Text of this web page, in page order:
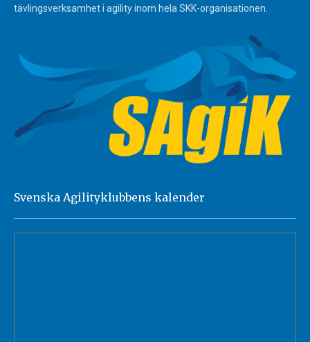
tävlingsverksamhet i agility inom hela SKK-organisationen.
Svenska Agilityklubbens kalender